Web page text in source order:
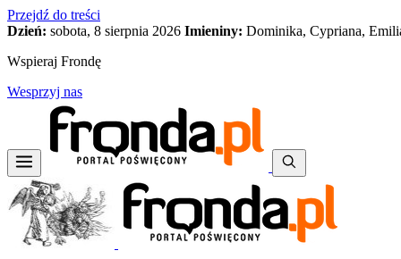
Przejdź do treści
Dzień: sobota, 8 sierpnia 2026 Imieniny: Dominika, Cypriana,
Wspieraj Frondę
Wesprzyj nas